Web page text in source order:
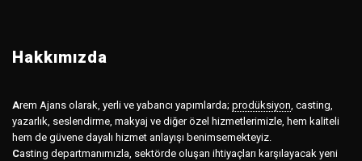
Hakkımızda
Arem Ajans olarak, yerli ve yabancı yapımlarda; prodüksiyon, casting,
yazarlık, seslendirme, makyaj ve diğer özel hizmetlerimizle, hem kaliteli
hem de güvene dayalı hizmet anlayışı benimsemekteyiz.
Casting departmanımızla, sektörde oluşan ihtiyaçları karşılayacak yeni